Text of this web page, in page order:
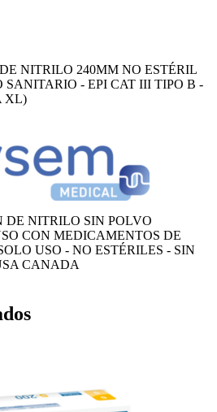
NITRILO 240MM NO ESTÉRIL
SANITARIO - EPI CAT III TIPO B -
XL)
NITRILO SIN POLVO
CON MEDICAMENTOS DE
USO - NO ESTÉRILES - SIN
CANADA